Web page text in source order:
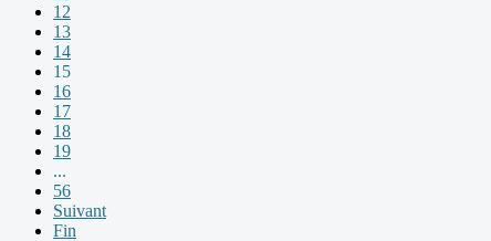
12
13
14
15
16
17
18
19
...
56
Suivant
Fin